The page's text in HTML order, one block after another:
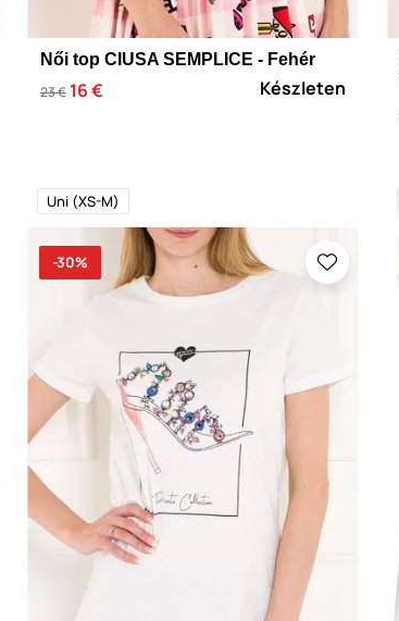
Női top CIUSA SEMPLICE - Fehér
23 € 16 € Készleten
Uni (XS-M)
-30%